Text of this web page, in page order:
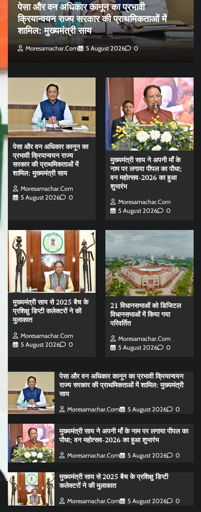
पेसा और वन अधिकार कानून का प्रभावी
क्रियान्वयन राज्य सरकार की प्राथमिकताओं में
शामिल: मुख्यमंत्री साय
Moresamachar.com 5 August 2026 0
पेसा और वन अधिकार कानून का
प्रभावी क्रियान्वयन राज्य
सरकार की प्राथमिकताओं में
शामिल: मुख्यमंत्री साय
Moresamachar.com
5 August 2026
0
मुख्यमंत्री साय ने अपनी माँ के
नाम पर लगाया पीपल का पौधा;
वन महोत्सव-2026 का हुआ
शुभारंभ
Moresamachar.com
5 August 2026
0
मुख्यमंत्री साय से 2025 बैच के
प्रशिक्षु डिप्टी कलेक्टरों ने की
मुलाकात
Moresamachar.com
5 August 2026
0
21 विधानसभाओं को डिजिटल
विधानसभाओं में किया गया
परिवर्तित
Moresamachar.com
5 August 2026
0
पेसा और वन अधिकार कानून का प्रभावी क्रियान्वयन
राज्य सरकार की प्राथमिकताओं में शामिल: मुख्यमंत्री
साय
Moresamachar.com 5 August 2026 0
मुख्यमंत्री साय ने अपनी माँ के नाम पर लगाया पीपल का
पौधा; वन महोत्सव-2026 का हुआ शुभारंभ
Moresamachar.com 5 August 2026 0
मुख्यमंत्री साय से 2025 बैच के प्रशिक्षु डिप्टी
कलेक्टरों ने की मुलाकात
Moresamachar.com 5 August 2026 0